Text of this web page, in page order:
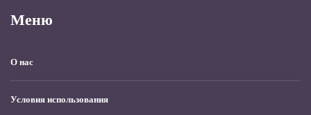
Меню
О нас
Условия использования